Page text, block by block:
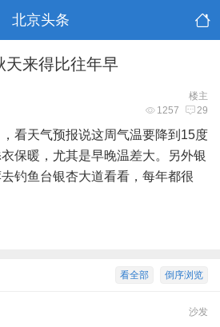
北京头条
天来得比往年早
楼主
1257 29
看天气预报说这周气温要降到15度
保暖，尤其是早晚温差大。另外银
钓鱼台银杏大道看看，每年都很
倒序浏览
看全部
沙发